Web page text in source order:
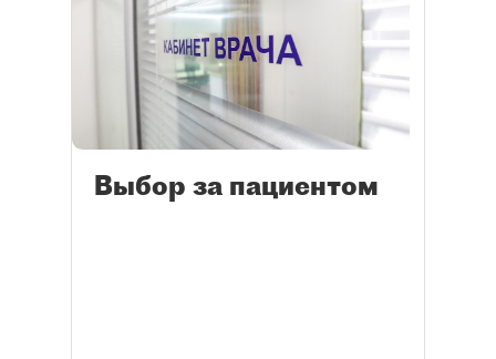
Выбор за пациентом